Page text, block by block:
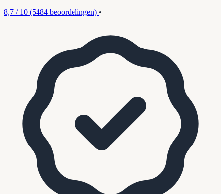
8,7 / 10 (5484 beoordelingen) •